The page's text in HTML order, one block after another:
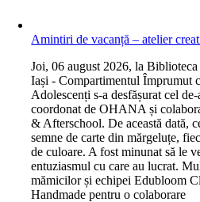
Amintiri de vacanță – atelier
Joi, 06 august 2026, la
Iași - Compartimentul Împrumut
Adolescenți s-a desfășurat cel
coordonat de OHANA și
& Afterschool. De această dată,
semne de carte din mărgeluțe,
de culoare. A fost minunat să le
entuziasmul cu care au lucrat.
mămicilor și echipei Edubloom
Handmade pentru o colaborare